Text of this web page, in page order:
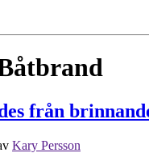
från
Kary Persson